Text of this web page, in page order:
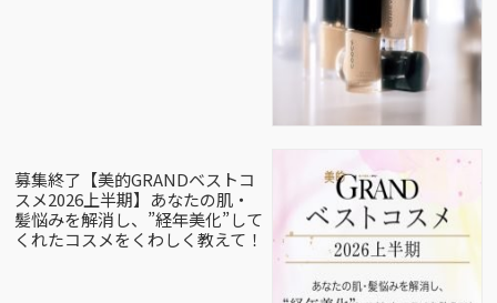
募集終了【美的GRANDベストコ
スメ2026上半期】あなたの肌・
髪悩みを解消し、”経年美化”して
くれたコスメをくわしく教えて！